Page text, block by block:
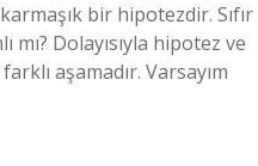
bir hipotezdir. Sıfır
Dolayısıyla hipotez ve
aşamadır. Varsayım